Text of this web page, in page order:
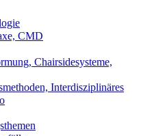
CMD
Chairsidesysteme,
Interdisziplinäres